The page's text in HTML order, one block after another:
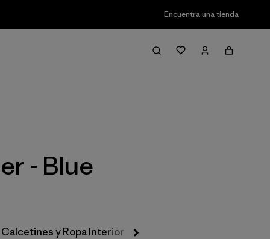
Encuentra una tienda
Filter & Sort
- Blue
Calcetines y Ropa Interior Gorros y Accesorios